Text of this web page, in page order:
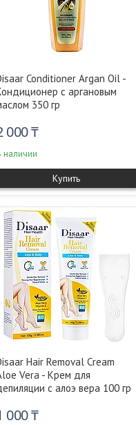
Conditioner Argan Oil -
с аргановым
350 гр
000 ₸
наличии
Купить
Hair Removal Cream
Vera - Крем для
с алоэ вера 100 гр
000 ₸